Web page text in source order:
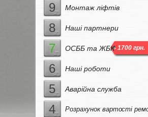
Монтаж ліфтів
9
Наші партнери
8
ОСББ та ЖБК
7
Наші роботи
6
Аварійна служба
5
Розрахунок вартості
4